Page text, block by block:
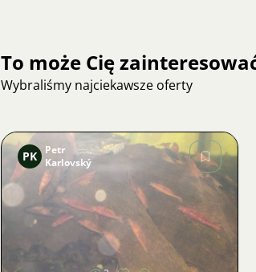
To może Cię
Wybraliśmy najciekawsze oferty
Zdjęcie
PK
Petr
Karlovský